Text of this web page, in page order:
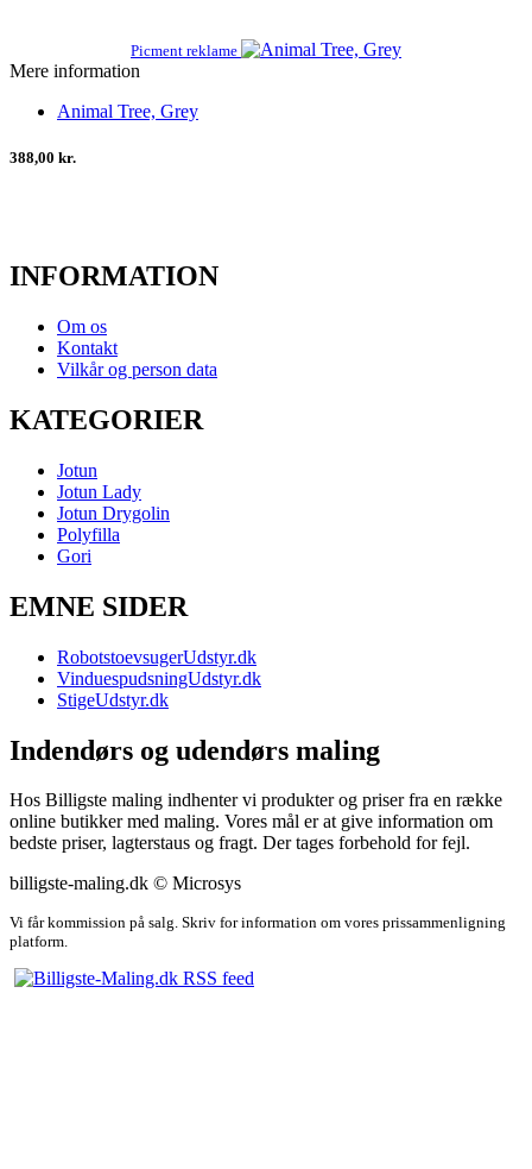
Picment reklame
Mere information
Animal Tree, Grey
388,00 kr.
INFORMATION
Om os
Kontakt
Vilkår og person data
KATEGORIER
Jotun
Jotun Lady
Jotun Drygolin
Polyfilla
Gori
EMNE SIDER
RobotstoevsugerUdstyr.dk
VinduespudsningUdstyr.dk
StigeUdstyr.dk
Indendørs og udendørs maling
Hos Billigste maling indhenter vi produkter og priser fra en række
online butikker med maling. Vores mål er at give information om
bedste priser, lagterstaus og fragt. Der tages forbehold for fejl.
billigste-maling.dk © Microsys
Vi får kommission på salg. Skriv for information om vores prissammenligning
platform.